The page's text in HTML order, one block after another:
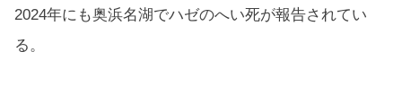
2024年にも奥浜名湖でハゼのへい死が報告されてい
る。